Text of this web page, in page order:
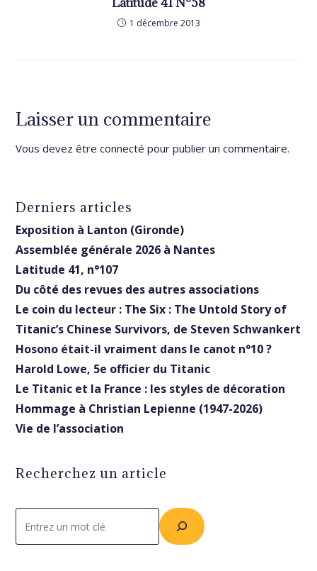
1 décembre 2013
Laisser un commentaire
Vous devez êtreconnecté pour publier un commentaire.
Derniers articles
Exposition à Lanton (Gironde)
Assemblée générale 2026 à Nantes
Latitude 41, n°107
Du côté des revues des autres associations
Le coin du lecteur : The Six : The Untold Story of
Titanic’s Chinese Survivors, de Steven Schwankert
Hosono était-il vraiment dans le canot n°10 ?
Harold Lowe, 5e officier du Titanic
Le Titanic et la France : les styles de décoration
Hommage à Christian Lepienne (1947-2026)
Vie de l’association
Recherchez un article